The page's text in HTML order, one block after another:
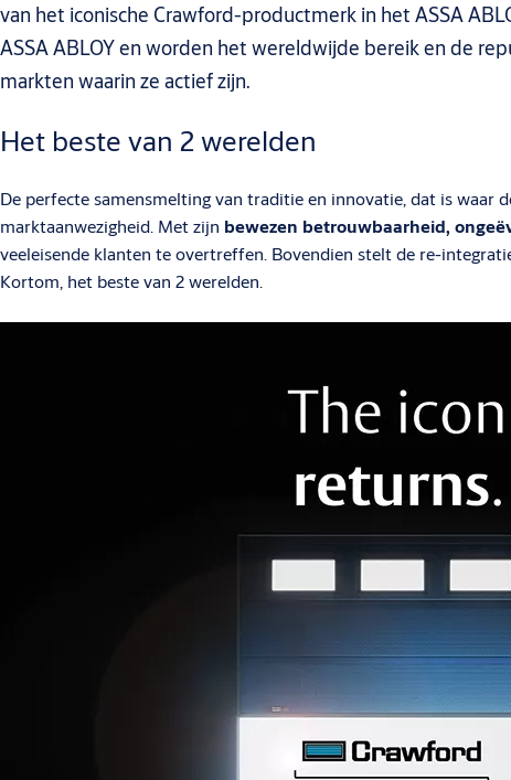
van het iconische Crawford-productmerk in het ASSA
ASSA ABLOY en worden het wereldwijde bereik en de
markten waarin ze actief zijn.
Het beste van 2 werelden
De perfecte samensmelting van traditie en innovatie, dat is waar
marktaanwezigheid. Met zijn bewezen betrouwbaarheid,
veeleisende klanten te overtreffen. Bovendien stelt de re-
Kortom, het beste van 2 werelden.